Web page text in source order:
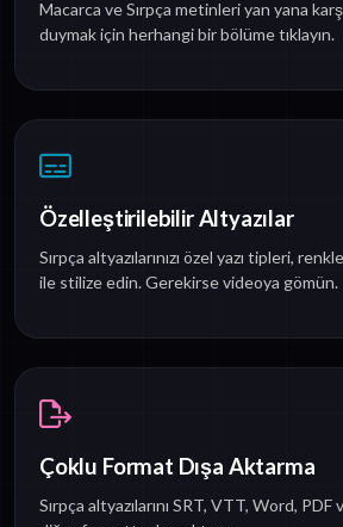
Macarca ve Sırpça metinleri yan yana
duymak için herhangi bir bölüme tıklayın.
Özelleştirilebilir Altyazılar
Sırpça altyazılarınızı özel yazı tipleri,
ile stilize edin. Gerekirse videoya gömün.
Çoklu Format Dışa Aktarma
Sırpça altyazılarını SRT, VTT, Word, PDF